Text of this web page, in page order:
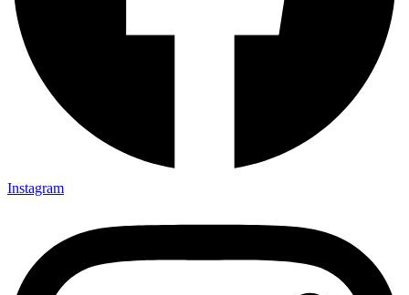
Instagram